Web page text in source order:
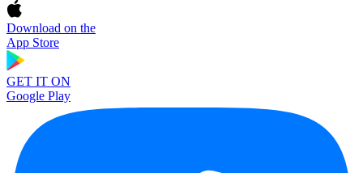
Download on the
App Store
GET IT ON
Google Play